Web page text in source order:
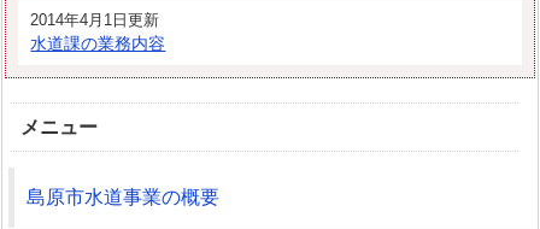
2014年4月1日更新
水道課の業務内容
メニュー
島原市水道事業の概要